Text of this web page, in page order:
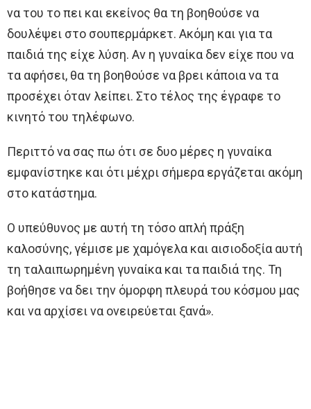
να του το πει και εκείνος θα τη βοηθούσε να
δουλέψει στο σουπερμάρκετ. Ακόμη και για τα
παιδιά της είχε λύση. Αν η γυναίκα δεν είχε που να
τα αφήσει, θα τη βοηθούσε να βρει κάποια να τα
προσέχει όταν λείπει. Στο τέλος της έγραφε το
κινητό του τηλέφωνο.
Περιττό να σας πω ότι σε δυο μέρες η γυναίκα
εμφανίστηκε και ότι μέχρι σήμερα εργάζεται ακόμη
στο κατάστημα.
Ο υπεύθυνος με αυτή τη τόσο απλή πράξη
καλοσύνης, γέμισε με χαμόγελα και αισιοδοξία αυτή
τη ταλαιπωρημένη γυναίκα και τα παιδιά της. Τη
βοήθησε να δει την όμορφη πλευρά του κόσμου μας
και να αρχίσει να ονειρεύεται ξανά».